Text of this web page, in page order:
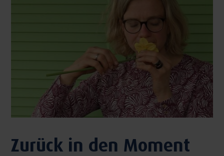
Zurück in den Moment